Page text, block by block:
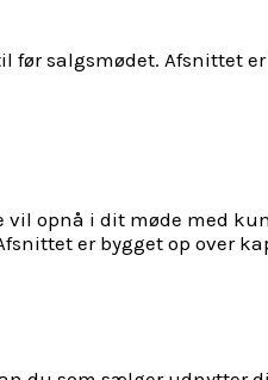
før salgsmødet. Afsnittet
opnå i dit møde med
er bygget op over